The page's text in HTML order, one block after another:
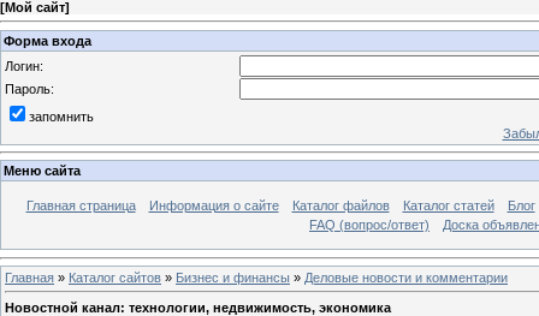
[Мой сайт]
Форма входа
Логин:
Пароль:
запомнить
Меню сайта
Главная страница Информация о сайте Каталог файлов Каталог статей
Блог
FAQ (вопрос/ответ)
Доска
Главная » Каталог сайтов » Бизнес и финансы » Деловые новости и комментарии
Новостной канал: технологии, недвижимость, экономика